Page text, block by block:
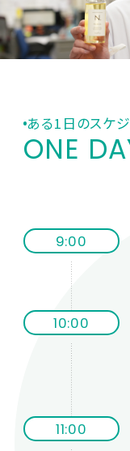
ある1日のスケ
ONE
9:00
10:00
11:00